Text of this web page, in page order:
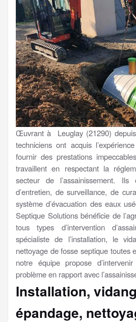
Œuvrant à Leuglay (21290)
techniciens ont acquis
fournir des prestations
travaillent en respectant la
secteur de l’assainissement. Ils
d’entretien, de surveillance, de
système d’évacuation des eaux
Septique Solutions bénéficie de
tous types d’intervention
spécialiste de l’installation, le
nettoyage de fosse septique toutes
notre équipe propose
problème en rapport avec
Installation,
épandage,